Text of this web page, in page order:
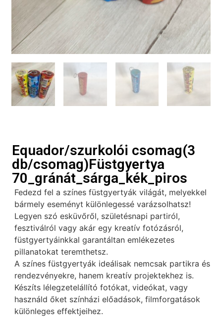
Equador/szurkolói csomag(3
db/csomag)Füstgyertya
70_gránát_sárga_kék_piros
Fedezd fel a színes füstgyertyák világát, melyekkel
bármely eseményt különlegessé varázsolhatsz!
Legyen szó esküvőről, születésnapi partiról,
fesztiválról vagy akár egy kreatív fotózásról,
füstgyertyáinkkal garantáltan emlékezetes
pillanatokat teremthetsz.
A színes füstgyertyák ideálisak nemcsak partikra és
rendezvényekre, hanem kreatív projektekhez is.
Készíts lélegzetelállító fotókat, videókat, vagy
használd őket színházi előadások, filmforgatások
különleges effektjeihez.